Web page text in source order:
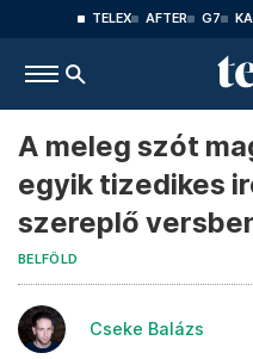
TELEX AFTER G7
A meleg szót
egyik tizedikes
szereplő
BELFÖLD
Cseke Balázs